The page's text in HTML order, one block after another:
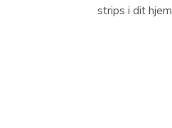
strips i dit hjem